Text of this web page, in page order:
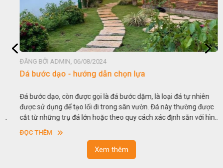
ĐĂNG BỞI ADMIN, 06/08/2024
Dá bước dạo - hướng dẫn chọn lựa
Đá bước dạo, còn được gọi là đá bước dặm, là loại đá tự nhiên
được sử dụng để tạo lối đi trong sân vườn. Đá này thường được
cắt từ những trụ đá lớn hoặc theo quy cách xác định sẵn với hình
vuông hoặc hình chữ nhật và có độ dày khác nhau.
ĐỌC THÊM
Xem thêm